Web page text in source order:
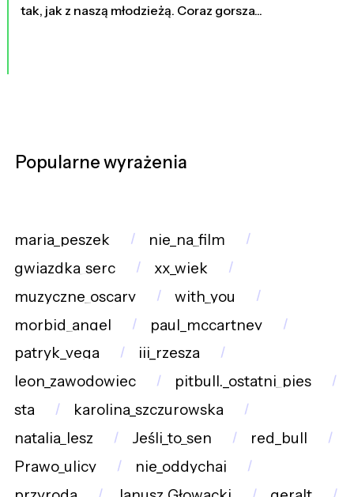
tak, jak z naszą młodzieżą. Coraz gorsza...
Popularne wyrażenia
maria_peszek
nie_na_film
gwiazdka_serc
xx_wiek
muzyczne_oscary
with_you
morbid_angel
paul_mccartney
patryk_vega
iii_rzesza
leon_zawodowiec
pitbull._ostatni_pies
sta
karolina_szczurowska
natalia_lesz
Jeśli_to_sen
red_bull
Prawo_ulicy
nie_oddychaj